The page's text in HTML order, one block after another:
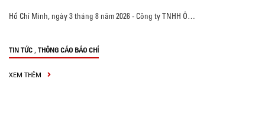
Hồ Chí Minh, ngày 3 tháng 8 năm 2026 - Công ty TNHH Ô…
TIN TỨC , THÔNG CÁO BÁO CHÍ
XEM THÊM